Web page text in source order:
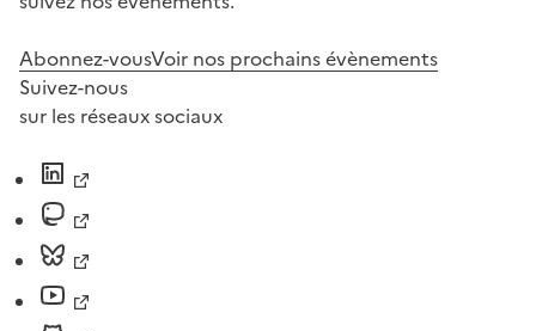
Abonnez-vousVoir nos prochains évènements
Suivez-nous
sur les réseaux sociaux